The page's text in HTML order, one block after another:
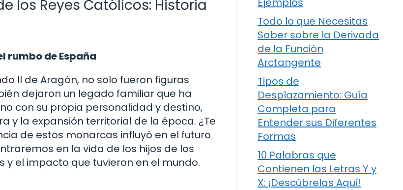
los Reyes Católicos: Historia
rumbo de España
II de Aragón, no solo fueron figuras
dejaron un legado familiar que ha
con su propia personalidad y destino,
y la expansión territorial de la época. ¿Te
de estos monarcas influyó en el futuro
en la vida de los hijos de los
y el impacto que tuvieron en el mundo.
Todo lo que Necesitas
Saber sobre la Derivada
de la Función
Arctangente
Tipos de
Desplazamiento: Guía
Completa para
Entender sus Diferentes
Formas
10 Palabras que
Contienen las Letras Y y
X: ¡Descúbrelas Aquí!